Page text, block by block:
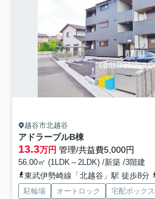
越谷市北越谷
アドラーブルB棟
13.3万円 管理/共益費5,000円
56.00㎡ (1LDK～2LDK) /新築 /3階建
東武伊勢崎線「北越谷」駅 徒歩8分
駐輪場 オートロック 宅配ボックス